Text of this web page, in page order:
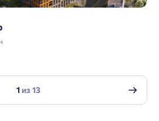
17
1из13